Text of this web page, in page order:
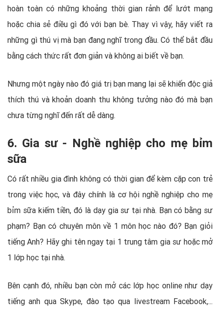
hoàn toàn có những khoảng thời gian rảnh để lướt mạng
hoặc chia sẻ điều gì đó với bạn bè. Thay vì vậy, hãy viết ra
những gì thú vị mà bạn đang nghĩ trong đầu. Có thể bắt đầu
bằng cách thức rất đơn giản và không ai biết về bạn.
Nhưng một ngày nào đó giá trị bạn mang lại sẽ khiến độc giả
thích thú và khoản doanh thu không tưởng nào đó mà bạn
chưa từng nghĩ đến rất dễ dàng.
6. Gia sư - Nghề nghiệp cho mẹ bỉm
sữa
Có rất nhiều gia đình không có thời gian để kèm cặp con trẻ
trong việc học, và đây chính là cơ hội nghề nghiệp cho mẹ
bỉm sữa kiếm tiền, đó là dạy gia sư tại nhà. Bạn có bằng sư
phạm? Bạn có chuyên môn về 1 môn học nào đó? Bạn giỏi
tiếng Anh? Hãy ghi tên ngay tại 1 trung tâm gia sư hoặc mở
1 lớp học tại nhà.
Bên cạnh đó, nhiều bạn còn mở các lớp học online như dạy
tiếng anh qua Skype, đào tạo qua livestream Facebook,...